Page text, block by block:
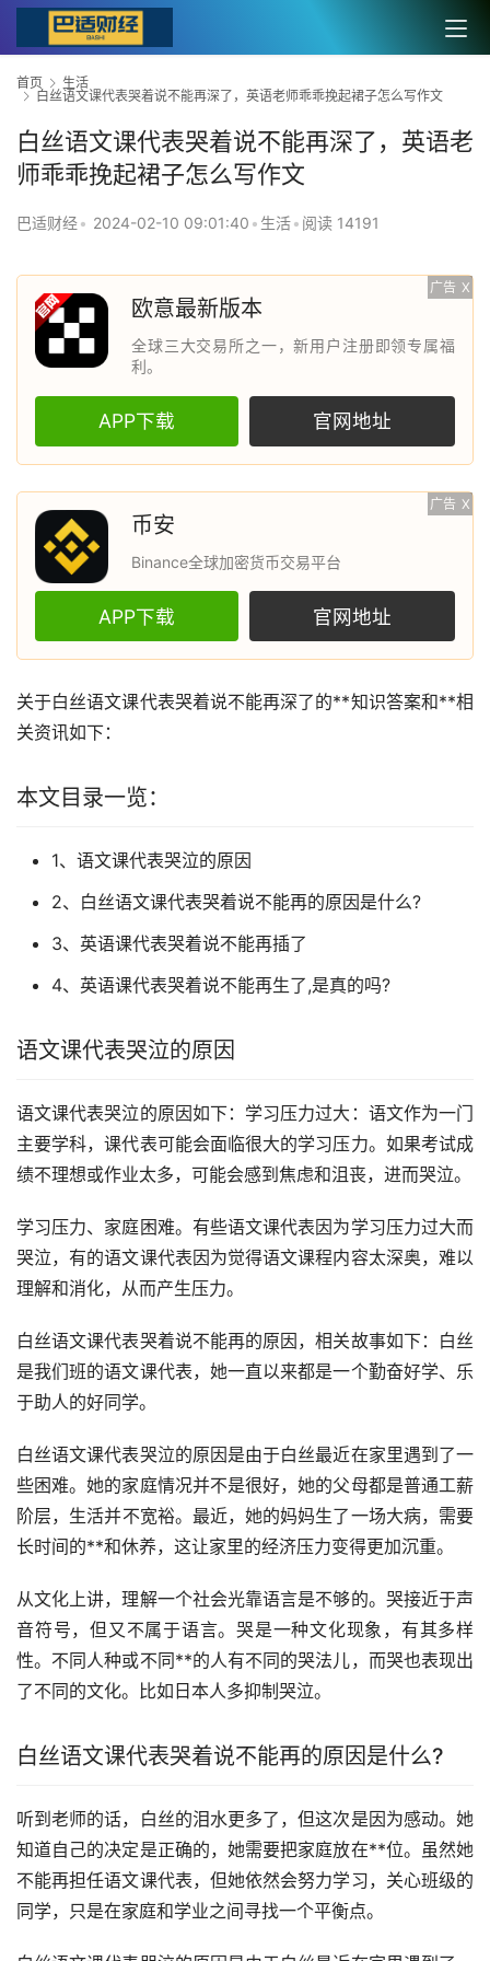
首页
生活
白丝语文课代表哭着说不能再深了，英语老师乖乖挽起裙子怎么写作文
白丝语文课代表哭着说不能再深了，英语老
师乖乖挽起裙子怎么写作文
巴适财经• 2024-02-10 09:01:40 • 生活• 阅读 14191
广告 X
欧意最新版本
全球三大交易所之一，新用户注册即领专属福
利。
APP下载 官网地址
广告 X
币安
Binance全球加密货币交易平台
APP下载 官网地址
关于白丝语文课代表哭着说不能再深了的**知识答案和**相
关资讯如下：
本文目录一览：
1、语文课代表哭泣的原因
2、白丝语文课代表哭着说不能再的原因是什么?
3、英语课代表哭着说不能再插了
4、英语课代表哭着说不能再生了,是真的吗?
语文课代表哭泣的原因
语文课代表哭泣的原因如下：学习压力过大：语文作为一门
主要学科，课代表可能会面临很大的学习压力。如果考试成
绩不理想或作业太多，可能会感到焦虑和沮丧，进而哭泣。
学习压力、家庭困难。有些语文课代表因为学习压力过大而
哭泣，有的语文课代表因为觉得语文课程内容太深奥，难以
理解和消化，从而产生压力。
白丝语文课代表哭着说不能再的原因，相关故事如下：白丝
是我们班的语文课代表，她一直以来都是一个勤奋好学、乐
于助人的好同学。
白丝语文课代表哭泣的原因是由于白丝最近在家里遇到了一
些困难。她的家庭情况并不是很好，她的父母都是普通工薪
阶层， 生活并不宽裕。最近，她的妈妈生了一场大病，需要
长时间的**和休养，这让家里的经济压力变得更加沉重。
从文化上讲，理解一个社会光靠语言是不够的。哭接近于声
音符号，但又不属于语言。哭是一种文化现象，有其多样
性。不同人种或不同**的人有不同的哭法儿，而哭也表现出
了不同的文化。比如日本人多抑制哭泣。
白丝语文课代表哭着说不能再的原因是什么?
听到老师的话，白丝的泪水更多了，但这次是因为感动。她
知道自己的决定是正确的，她需要把家庭放在**位。虽然她
不能再担任语文课代表，但她依然会努力学习，关心班级的
同学，只是在家庭和学业之间寻找一个平衡点。